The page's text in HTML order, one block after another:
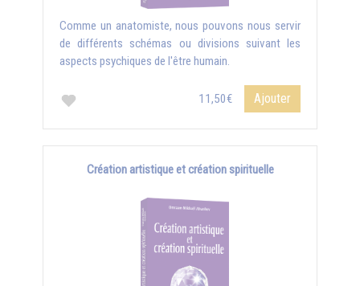
Comme un anatomiste, nous pouvons nous servir
de différents schémas ou divisions suivant les
aspects psychiques de l'être humain.
11,50€ Ajouter
Création artistique et création spirituelle